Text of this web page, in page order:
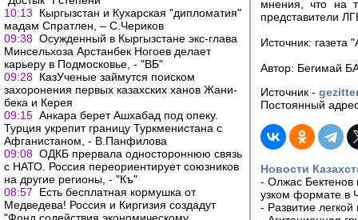
10:13
Кыргызстан и Кухарская "дипломатия"
мадам Спратлен, – С.Чериков
09:38 Осужденный в Кыргызстане экс-глава
Минсельхоза Арстанбек Ногоев делает
карьеру в Подмосковье, - "ВБ"
09:28 КазУченые займутся поиском
захоронения первых казахских ханов Жа­ни­
бе­ка и Ке­рея
09:15 Анкара берет Ашхабад под опеку.
Турция укрепит границу Туркменистана с
Афганистаном, - В.Панфилова
09:08 ОДКБ прервала одностороннюю связь
с НАТО. Россия переориентирует союзников
на другие регионы, - "Къ"
08:57
Есть бесплатная кормушка от
Медведева! Россия и Киргизия создадут
мнения, что на
представители
Источник:
Автор: Бегимай
Источник -
Постоянный
Новости
- Олжас Бектенов
узком формате в
- Развитие